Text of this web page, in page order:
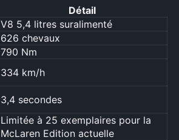
Détail
V8 5,4 litres suralimenté
626 chevaux
790 Nm
334 km/h
3,4 secondes
Limitée à 25 exemplaires pour la
McLaren Edition actuelle